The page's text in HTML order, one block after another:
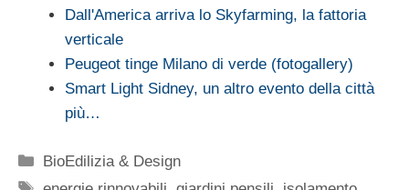
Dall'America arriva lo Skyfarming, la fattoria
verticale
Peugeot tinge Milano di verde (fotogallery)
Smart Light Sidney, un altro evento della città
più…
Categorie
BioEdilizia & Design
Tag